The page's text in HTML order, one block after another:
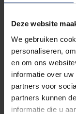
Deze website
We gebruiken
personaliseren,
en om ons
informatie over
partners voor
partners kunnen
informatie die u